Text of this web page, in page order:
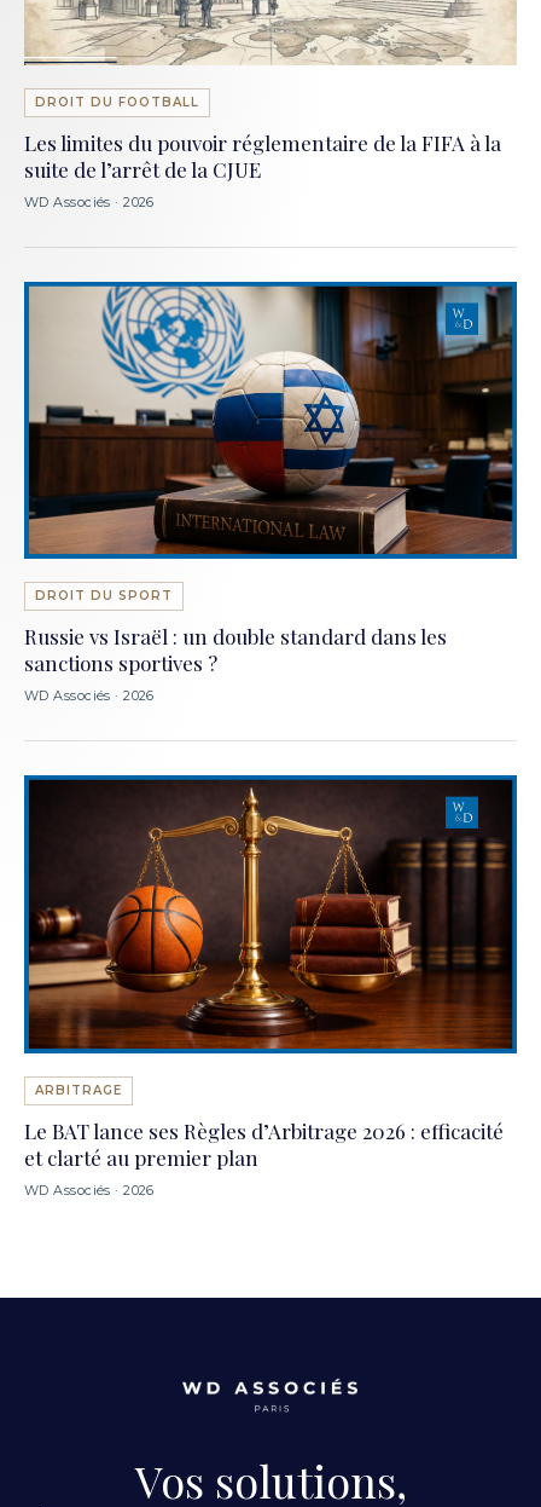
DROIT DU FOOTBALL
Les limites du pouvoir réglementaire de la FIFA à la
suite de l’arrêt de la CJUE
WD Associés · 2026
DROIT DU SPORT
Russie vs Israël : un double standard dans les
sanctions sportives ?
WD Associés · 2026
ARBITRAGE
Le BAT lance ses Règles d’Arbitrage 2026 : efficacité
et clarté au premier plan
WD Associés · 2026
Vos solutions,